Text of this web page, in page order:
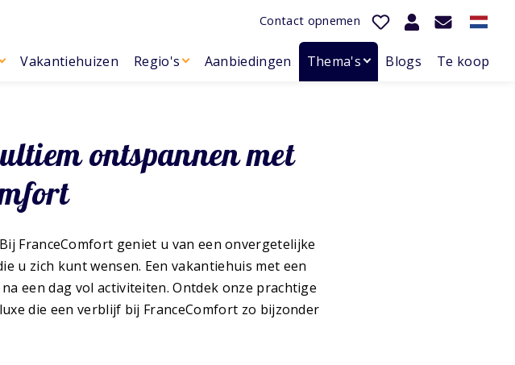
Contact opnemen
Vakantiehuizen Regio's Aanbiedingen Thema's Blogs Te koop
ontspannen met
FranceComfort geniet u van een onvergetelijke
u zich kunt wensen. Een vakantiehuis met een
een dag vol activiteiten. Ontdek onze prachtige
die een verblijf bij FranceComfort zo bijzonder